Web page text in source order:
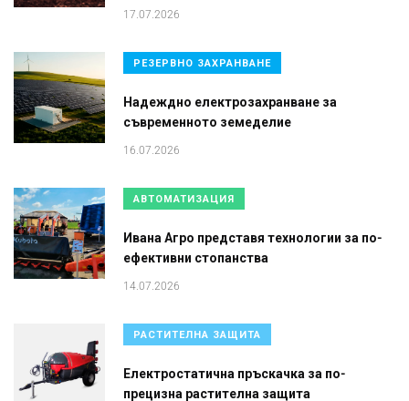
17.07.2026
РЕЗЕРВНО ЗАХРАНВАНЕ
Надеждно електрозахранване за
съвременното земеделие
16.07.2026
АВТОМАТИЗАЦИЯ
Ивана Агро представя технологии за по-
ефективни стопанства
14.07.2026
РАСТИТЕЛНА ЗАЩИТА
Електростатична пръскачка за по-
прецизна растителна защита